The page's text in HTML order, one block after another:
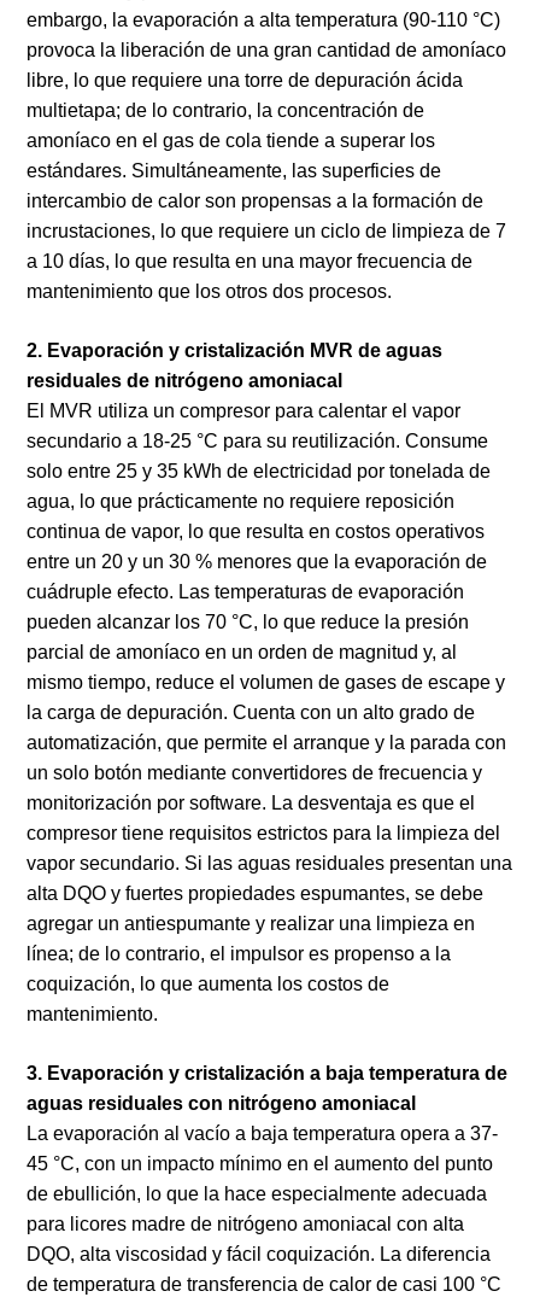
embargo, la evaporación a alta temperatura (90-110 °C)
provoca la liberación de una gran cantidad de amoníaco
libre, lo que requiere una torre de depuración ácida
multietapa; de lo contrario, la concentración de
amoníaco en el gas de cola tiende a superar los
estándares. Simultáneamente, las superficies de
intercambio de calor son propensas a la formación de
incrustaciones, lo que requiere un ciclo de limpieza de 7
a 10 días, lo que resulta en una mayor frecuencia de
mantenimiento que los otros dos procesos.
2. Evaporación y cristalización MVR de aguas
residuales de nitrógeno amoniacal
El MVR utiliza un compresor para calentar el vapor
secundario a 18-25 °C para su reutilización. Consume
solo entre 25 y 35 kWh de electricidad por tonelada de
agua, lo que prácticamente no requiere reposición
continua de vapor, lo que resulta en costos operativos
entre un 20 y un 30 % menores que la evaporación de
cuádruple efecto. Las temperaturas de evaporación
pueden alcanzar los 70 °C, lo que reduce la presión
parcial de amoníaco en un orden de magnitud y, al
mismo tiempo, reduce el volumen de gases de escape y
la carga de depuración. Cuenta con un alto grado de
automatización, que permite el arranque y la parada con
un solo botón mediante convertidores de frecuencia y
monitorización por software. La desventaja es que el
compresor tiene requisitos estrictos para la limpieza del
vapor secundario. Si las aguas residuales presentan una
alta DQO y fuertes propiedades espumantes, se debe
agregar un antiespumante y realizar una limpieza en
línea; de lo contrario, el impulsor es propenso a la
coquización, lo que aumenta los costos de
mantenimiento.
3. Evaporación y cristalización a baja temperatura de
aguas residuales con nitrógeno amoniacal
La evaporación al vacío a baja temperatura opera a 37-
45 °C, con un impacto mínimo en el aumento del punto
de ebullición, lo que la hace especialmente adecuada
para licores madre de nitrógeno amoniacal con alta
DQO, alta viscosidad y fácil coquización. La diferencia
de temperatura de transferencia de calor de casi 100 °C